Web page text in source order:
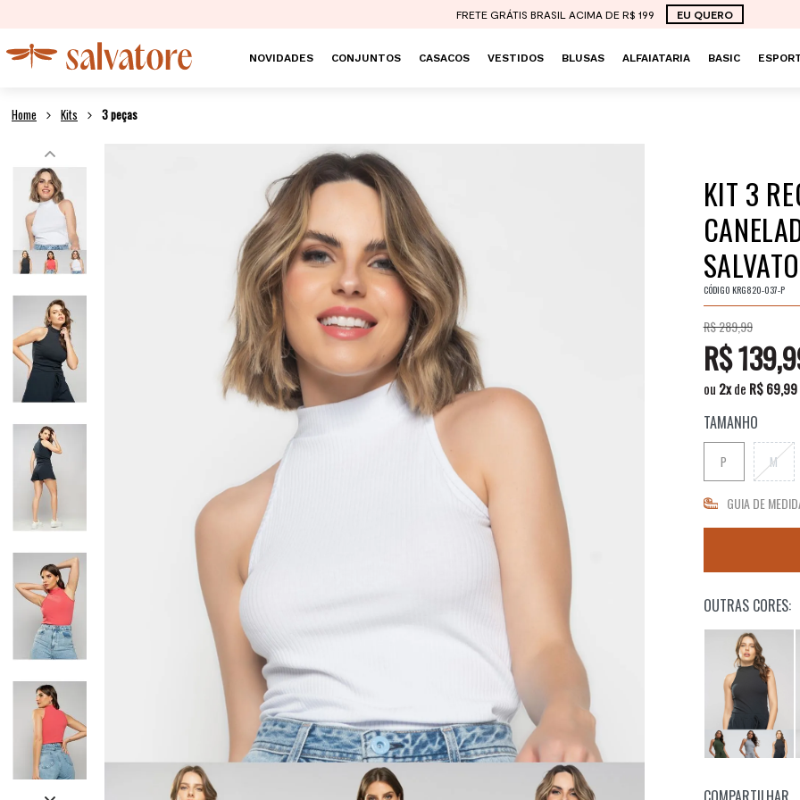
FRETE GRÁTIS BRASIL ACIMA DE R$ 199 EU QUERO
NOVIDADES CONJUNTOS CASACOS VESTIDOS BLUSAS ALFAIATARIA BASIC
Kits 3 peças
KIT 3
CÓDIGO KRG820-037-P
R$ 289,99
R$
ou 2xde R$ 69,99
TAMANHO
P M
GUIA DE
OUTRAS CORES: